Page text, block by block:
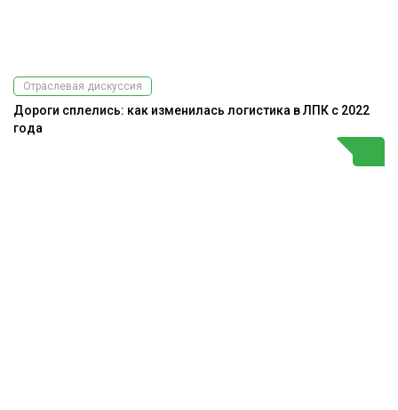
Отраслевая дискуссия
Дороги сплелись: как изменилась логистика в ЛПК с 2022
года